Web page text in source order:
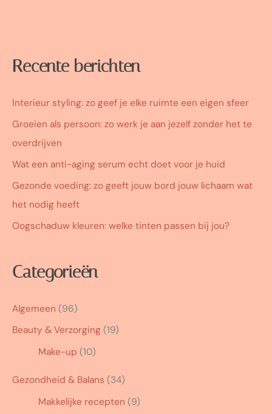
Recente berichten
Interieur styling: zo geef je elke ruimte een eigen sfeer
Groeien als persoon: zo werk je aan jezelf zonder het te
overdrijven
Wat een anti-aging serum echt doet voor je huid
Gezonde voeding: zo geeft jouw bord jouw lichaam wat
het nodig heeft
Oogschaduw kleuren: welke tinten passen bij jou?
Categorieën
Algemeen (96)
Beauty & Verzorging (19)
Make-up (10)
Gezondheid & Balans (34)
Makkelijke recepten (9)